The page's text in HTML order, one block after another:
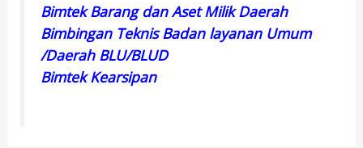
Bimtek Barang dan Aset Milik Daerah
Bimbingan Teknis Badan layanan Umum
/Daerah BLU/BLUD
Bimtek Kearsipan